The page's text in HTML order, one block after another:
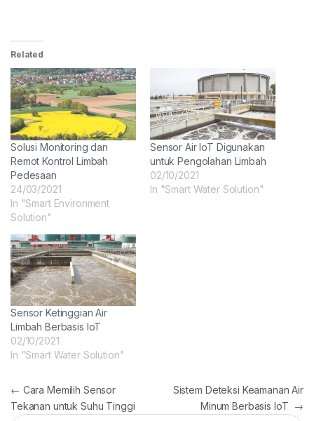
Related
Solusi Monitoring dan
Remot Kontrol Limbah
Pedesaan
24/03/2021
In "Smart Environment
Solution"
Sensor Air IoT Digunakan
untuk Pengolahan Limbah
02/10/2021
In "Smart Water Solution"
Sensor Ketinggian Air
Limbah Berbasis IoT
02/10/2021
In "Smart Water Solution"
Post navigation
← Cara Memilih Sensor
Tekanan untuk Suhu Tinggi
Sistem Deteksi Keamanan Air
Minum Berbasis IoT →